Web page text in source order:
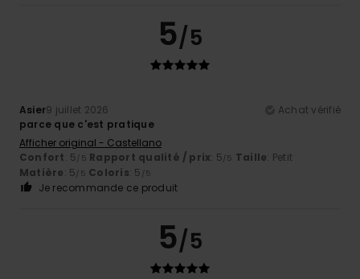
5/5
Asier9 juillet 2026
Achat vérifié
parce que c'est pratique
Afficher original - Castellano
Confort: 5 /5 Rapport qualité / prix: 5 /5 Taille: Petit
Matière: 5 /5 Coloris: 5 /5
Je recommande ce produit
5/5